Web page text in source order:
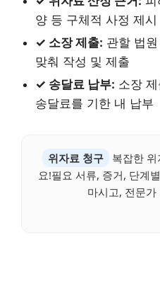
양 등 구체적 사정 제시
✓ 소장 제출: 관할 법
맞춰 작성 및 제출
✓ 송달료 납부: 소장
송달료를 기한 내 납부
위자료 청구
복잡한
요!필요 서류, 증거, 단계
마시고, 전문